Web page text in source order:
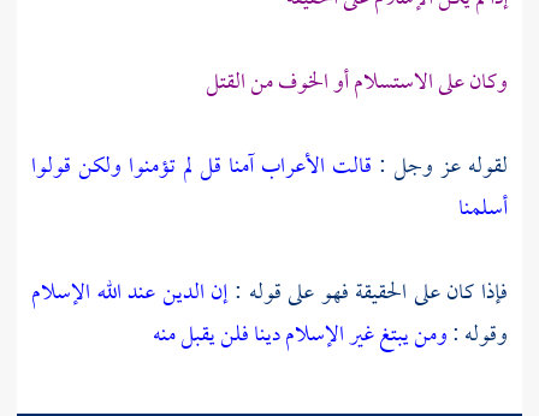
وكان على الاستسلام أو الخوف من القتل
لقوله عز وجل : قالت الأعراب آمنا قل لم تؤمنوا ولكن قولوا
أسلمنا
فإذا كان على الحقيقة فهو على قوله :إن الدين عند الله الإسلام
وقوله :ومن يبتغ غير الإسلام دينا فلن يقبل منه